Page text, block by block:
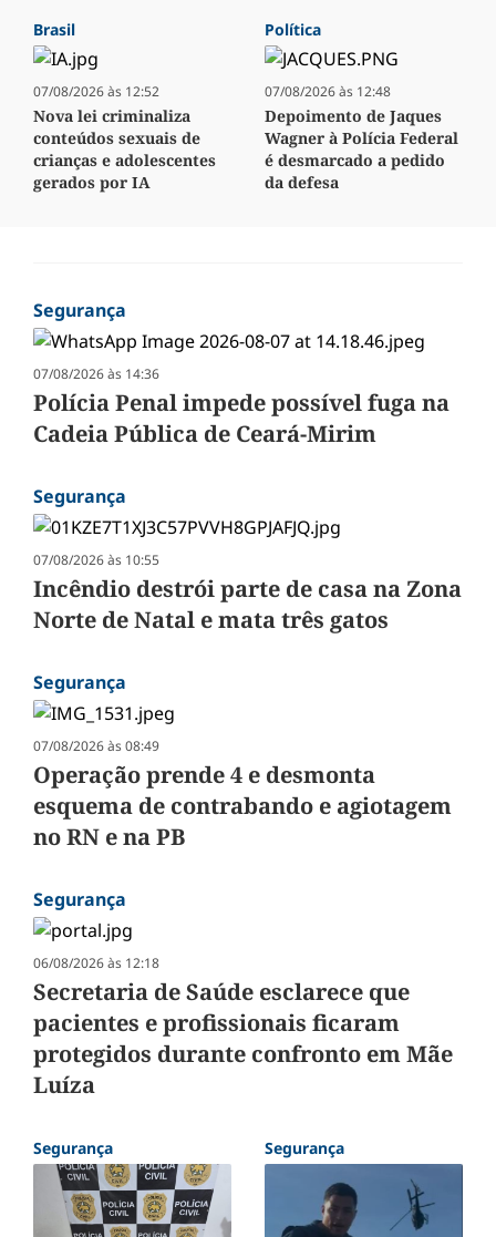
Brasil
07/08/2026 às 12:52
Nova lei criminaliza
conteúdos sexuais de
crianças e adolescentes
gerados por IA
Política
07/08/2026 às 12:48
Depoimento de Jaques
Wagner à Polícia Federal
é desmarcado a pedido
da defesa
Segurança
07/08/2026 às 14:36
Polícia Penal impede possível fuga na
Cadeia Pública de Ceará-Mirim
Segurança
07/08/2026 às 10:55
Incêndio destrói parte de casa na Zona
Norte de Natal e mata três gatos
Segurança
07/08/2026 às 08:49
Operação prende 4 e desmonta
esquema de contrabando e agiotagem
no RN e na PB
Segurança
06/08/2026 às 12:18
Secretaria de Saúde esclarece que
pacientes e profissionais ficaram
protegidos durante confronto em Mãe
Luíza
Segurança Segurança